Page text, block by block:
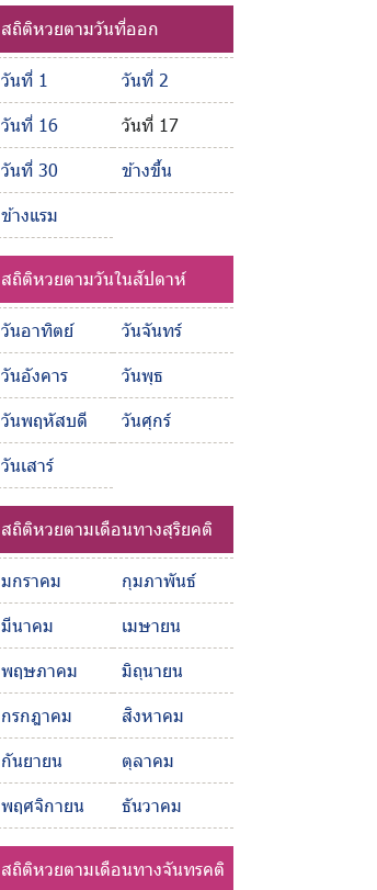
สถิติหวยตามวันที่ออก
วันที่ 1
วันที่ 2
วันที่ 16
วันที่ 17
วันที่ 30
ข้างขึ้น
ข้างแรม
สถิติหวยตามวันในสัปดาห์
วันอาทิตย์
วันจันทร์
วันอังคาร
วันพุธ
วันพฤหัสบดี
วันศุกร์
วันเสาร์
สถิติหวยตามเดือนทางสุริยคติ
มกราคม
กุมภาพันธ์
มีนาคม
เมษายน
พฤษภาคม
มิถุนายน
กรกฎาคม
สิงหาคม
กันยายน
ตุลาคม
พฤศจิกายน
ธันวาคม
สถิติหวยตามเดือนทางจันทรคติ